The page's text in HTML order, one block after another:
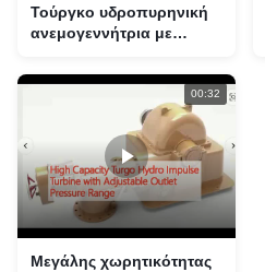
Τούργκο υδροπυρηνική
ανεμογεννήτρια με
επίδραση και ταχύτητα
00:32
Μεγάλης χωρητικότητας